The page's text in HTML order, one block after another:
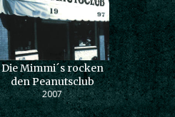
Die Mimmi´s rocken
den Peanutsclub
2007